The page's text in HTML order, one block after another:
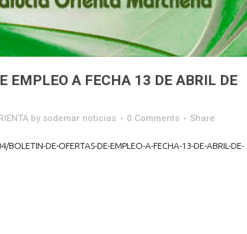
EMPLEO A FECHA 13 DE ABRIL DE
by sodemar noticias 0 Comments Share
DE-OFERTAS-DE-EMPLEO-A-FECHA-13-DE-ABRIL-DE-